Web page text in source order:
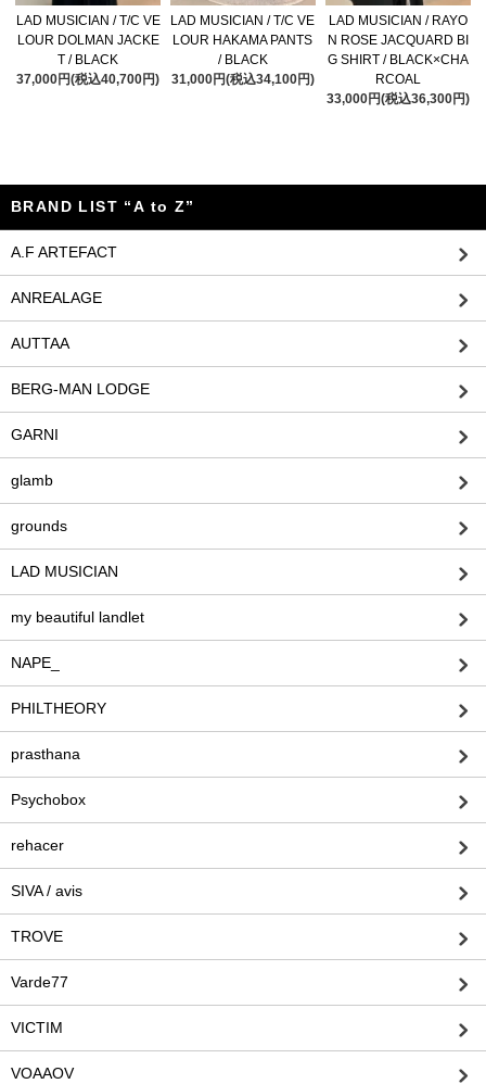
LAD MUSICIAN / T/C VE
LOUR DOLMAN JACKE
T / BLACK
37,000円(税込40,700円)
LAD MUSICIAN / T/C VE
LOUR HAKAMA PANTS
/ BLACK
31,000円(税込34,100円)
LAD MUSICIAN / RAYO
N ROSE JACQUARD BI
G SHIRT / BLACK×CHA
RCOAL
33,000円(税込36,300円)
BRAND LIST “A to Z”
A.F ARTEFACT
ANREALAGE
AUTTAA
BERG-MAN LODGE
GARNI
glamb
grounds
LAD MUSICIAN
my beautiful landlet
NAPE_
PHILTHEORY
prasthana
Psychobox
rehacer
SIVA / avis
TROVE
Varde77
VICTIM
VOAAOV